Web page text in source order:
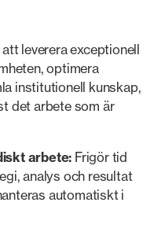
leverera exceptionell
optimera
institutionell kunskap,
det arbete som är
arbete: Frigör tid
analys och resultat
automatiskt i